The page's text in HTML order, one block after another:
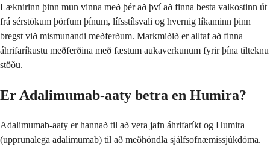
Læknirinn þinn mun vinna með þér að því að finna besta valkostinn út
frá sérstökum þörfum þínum, lífsstílsvali og hvernig líkaminn þinn
bregst við mismunandi meðferðum. Markmiðið er alltaf að finna
áhrifaríkustu meðferðina með fæstum aukaverkunum fyrir þína tilteknu
stöðu.
Er Adalimumab-aaty betra en Humira?
Adalimumab-aaty er hannað til að vera jafn áhrifaríkt og Humira
(upprunalega adalimumab) til að meðhöndla sjálfsofnæmissjúkdóma.